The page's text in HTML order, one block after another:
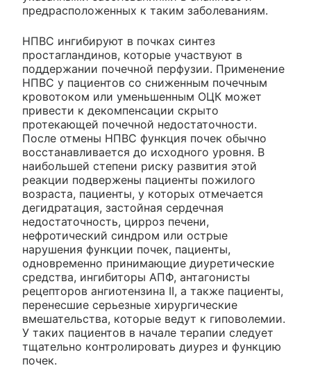
предрасположенных к таким заболеваниям.
НПВС ингибируют в почках синтез
простагландинов, которые участвуют в
поддержании почечной перфузии. Применение
НПВС у пациентов со сниженным почечным
кровотоком или уменьшенным ОЦК может
привести к декомпенсации скрыто
протекающей почечной недостаточности.
После отмены НПВС функция почек обычно
восстанавливается до исходного уровня. В
наибольшей степени риску развития этой
реакции подвержены пациенты пожилого
возраста, пациенты, у которых отмечается
дегидратация, застойная сердечная
недостаточность, цирроз печени,
нефротический синдром или острые
нарушения функции почек, пациенты,
одновременно принимающие диуретические
средства, ингибиторы АПФ, антагонисты
рецепторов ангиотензина II, а также пациенты,
перенесшие серьезные хирургические
вмешательства, которые ведут к гиповолемии.
У таких пациентов в начале терапии следует
тщательно контролировать диурез и функцию
почек.